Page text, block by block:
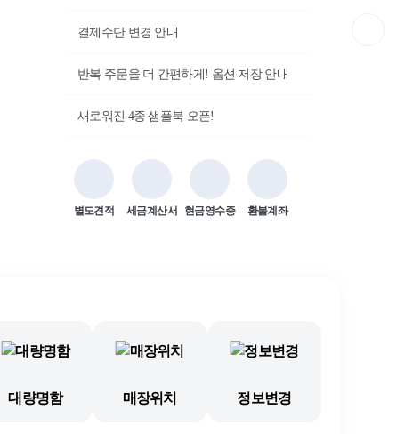
결제수단 변경 안내
반복 주문을 더 간편하게! 옵션 저장 안내
새로워진 4종 샘플북 오픈!
별도견적 세금계산서 현금영수증 환불계좌
대량명함 매장위치 정보변경